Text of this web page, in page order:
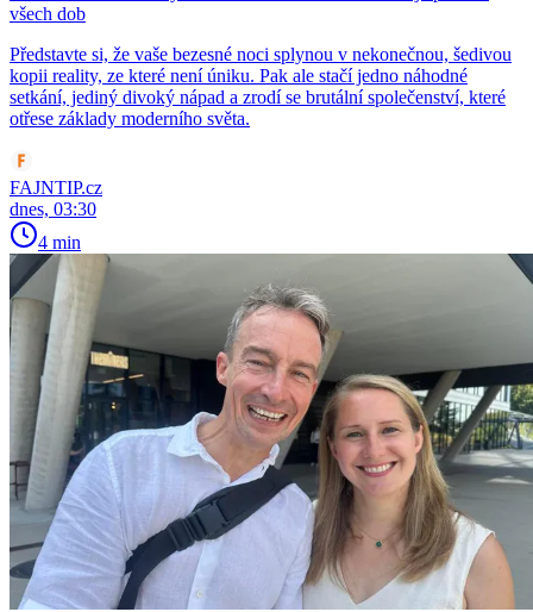
všech dob
Představte si, že vaše bezesné noci splynou v nekonečnou, šedivou
kopii reality, ze které není úniku. Pak ale stačí jedno náhodné
setkání, jediný divoký nápad a zrodí se brutální společenství, které
otřese základy moderního světa.
FAJNTIP.cz
dnes, 03:30
4 min